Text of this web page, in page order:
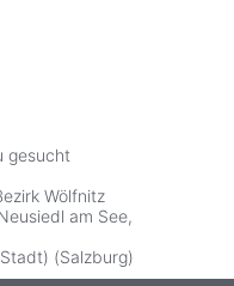
gesucht
Wölfnitz
am See,
(Salzburg)